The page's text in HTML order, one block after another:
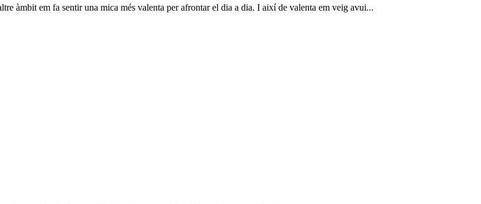
àmbit em fa sentir una mica més valenta per afrontar el dia a dia. I així de valenta em veig avui...